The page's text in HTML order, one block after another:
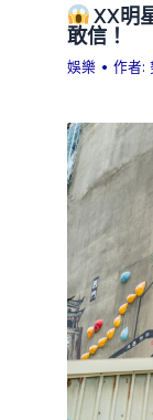
XX明
敢信！
娛樂 • 作者: